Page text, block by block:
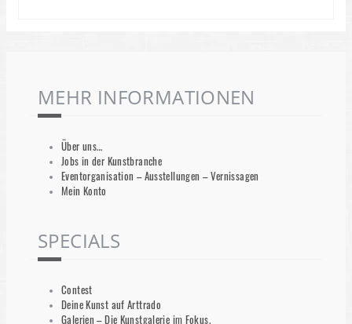
MEHR INFORMATIONEN
Über uns…
Jobs in der Kunstbranche
Eventorganisation – Ausstellungen – Vernissagen
Mein Konto
SPECIALS
Contest
Deine Kunst auf Arttrado
Galerien – Die Kunstgalerie im Fokus.